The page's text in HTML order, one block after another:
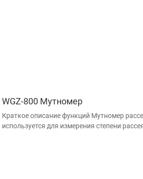
WGZ-800 Мутномер
Краткое описание функций Мутномер
используется для измерения степени